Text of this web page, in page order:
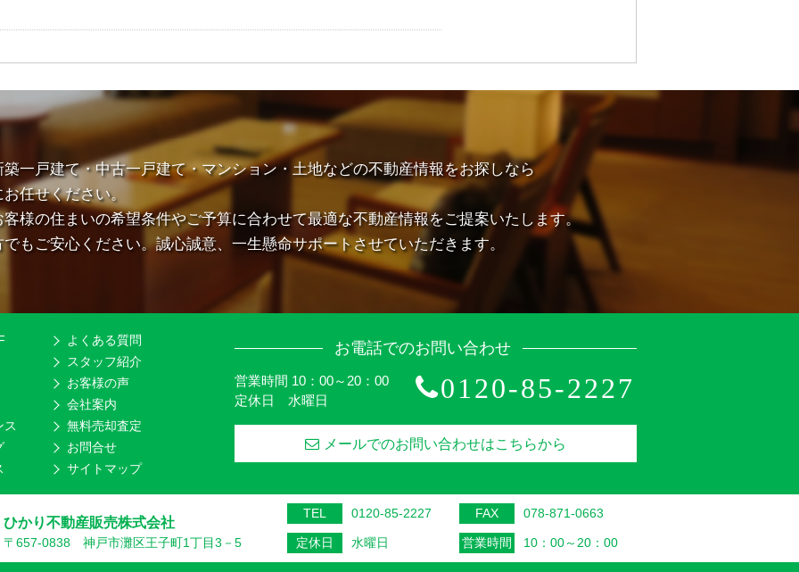
一戸建て・中古一戸建て・マンション・土地などの不動産情報をお探しなら
任せください。
様の住まいの希望条件やご予算に合わせて最適な不動産情報をご提案いたします。
もご安心ください。誠心誠意、一生懸命サポートさせていただきます。
ス
よくある質問
スタッフ紹介
お客様の声
会社案内
無料売却査定
お問合せ
サイトマップ
お電話でのお問い合わせ
営業時間 10：00～20：00
定休日 水曜日
0120-85-2227
メールでのお問い合わせはこちらから
ひかり不動産販売株式会社
〒657-0838 神戸市灘区王子町1丁目3－5
TEL 0120-85-2227 FAX 078-871-0663
定休日 水曜日 営業時間 10：00～20：00